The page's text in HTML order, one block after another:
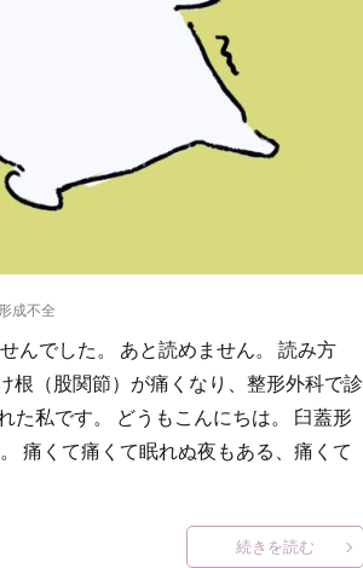
成不全
んでした。 あと読めません。 読み方
根（股関節）が痛くなり、整形外科で診
た私です。 どうもこんにちは。 臼蓋形
痛くて痛くて眠れぬ夜もある、痛くて
続きを読む